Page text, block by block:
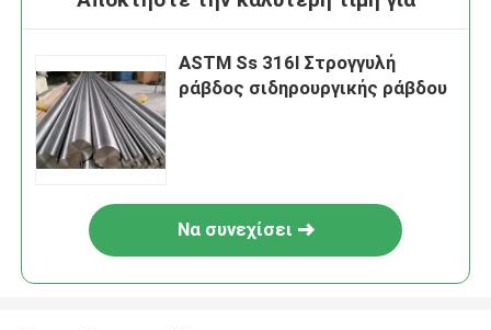
ASTM Ss 316l Στρογγυλή
ράβδος σιδηρουργικής ράβδου
Να συνεχίσει